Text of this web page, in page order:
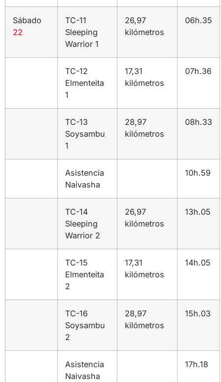
Sábado
22
TC-11
Sleeping
Warrior 1
26,97
kilómetros
06h.35
TC-12
Elmenteita
1
17,31
kilómetros
07h.36
TC-13
Soysambu
1
28,97
kilómetros
08h.33
Asistencia
Naivasha
10h.59
TC-14
Sleeping
Warrior 2
26,97
kilómetros
13h.05
TC-15
Elmenteita
2
17,31
kilómetros
14h.05
TC-16
Soysambu
2
28,97
kilómetros
15h.03
Asistencia
Naivasha
17h.18